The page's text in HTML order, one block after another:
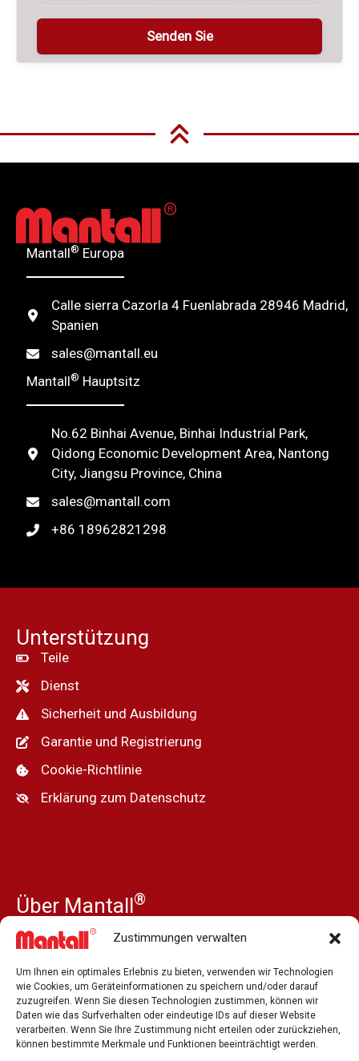
Zustimmungen verwalten
Um Ihnen ein optimales Erlebnis zu bieten, verwenden wir Technologien
wie Cookies, um Geräteinformationen zu speichern und/oder darauf
zuzugreifen. Wenn Sie diesen Technologien zustimmen, können wir
Daten wie das Surfverhalten oder eindeutige IDs auf dieser Website
verarbeiten. Wenn Sie Ihre Zustimmung nicht erteilen oder zurückziehen,
können bestimmte Merkmale und Funktionen beeinträchtigt werden.
Mantall® Europa
Calle sierra Cazorla 4 Fuenlabrada 28946 Madrid,
Spanien
sales@mantall.eu
Mantall® Hauptsitz
No.62 Binhai Avenue, Binhai Industrial Park,
Qidong Economic Development Area, Nantong
City, Jiangsu Province, China
sales@mantall.com
+86 18962821298
Unterstützung
Teile
Dienst
Sicherheit und Ausbildung
Garantie und Registrierung
Cookie-Richtlinie
Erklärung zum Datenschutz
Über Mantall®
Unsere Geschichte
Nachrichten
Presse und Medien
Unsere Händler
Stellenausschreibung